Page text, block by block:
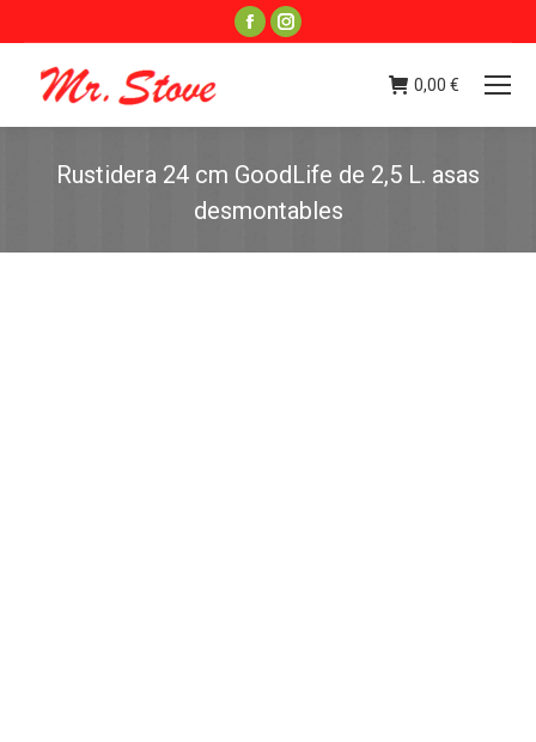
Facebook
page
window
Instagram
page
window
0,00 €
Rustidera 24 cm GoodLife de 2,5 L. asas
desmontables